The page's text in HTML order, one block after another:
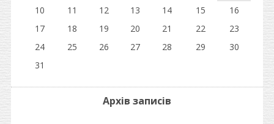
10
11 12 13 14 15
16
17
18 19 20 21 22
23
24
25 26 27 28 29
30
31
Архів записів